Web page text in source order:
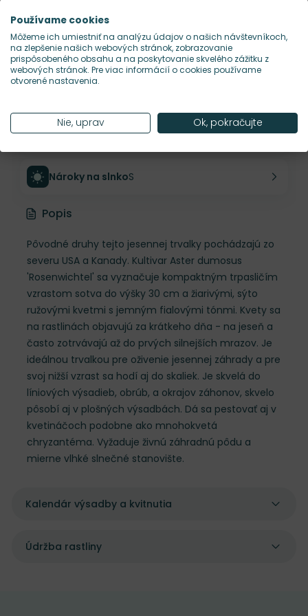
Šírka rastliny35 cm
Hustota výsadby9 ks/m²
Nároky na slnkoS
Popis
Pôvodné druhy tejto jesennej trvalky pochádzajú zo
severu USA a Kanady. Kultivar Aster dumosus
'Rosenwichtel' sa vyznačuje kompaktným trpasličím
vzrastom sotva do výšky 30 cm a žiarivými, sýto
ružovými kvetmi s jemným fialovými tónmi. Kvety sa
na rastlinách objavujú za krátkeho dňa - na jeseň a
často zotrvávajú až do prvých silnejších mrazov. Je
ideálnou trvalkou pre oživenie jesennej záhrady a pre
svoj nižší vzrast sa hodí aj do skaliek. Je skvelá do
líniových výsadieb, obrúb, a okrajov záhonov, skvelo
pôsobí aj v plošných výsadbách. Dá sa pestovať aj v
kvetináčoch podobne ako mnohokvetá
chryzantéma. Vyžaduje živnú záhradnú pôdu a
mierne vlhké slnečné stanovište.
Kalendár výsadby a kvitnutia
Údržba rastliny
Používame cookies
Môžeme ich umiestniť na analýzu údajov o našich návštevníkoch,
na zlepšenie našich webových stránok, zobrazovanie
prispôsobeného obsahu a na poskytovanie skvelého zážitku z
webových stránok. Pre viac informácií o cookies používame
otvorené nastavenia.
Nie, uprav Ok, pokračujte